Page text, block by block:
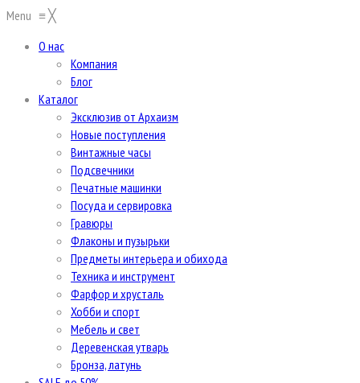
Menu ≡╳
О нас
Компания
Блог
Каталог
Эксклюзив от Архаизм
Новые поступления
Винтажные часы
Подсвечники
Печатные машинки
Посуда и сервировка
Гравюры
Флаконы и пузырьки
Предметы интерьера и обихода
Техника и инструмент
Фарфор и хрусталь
Хобби и спорт
Мебель и свет
Деревенская утварь
Бронза, латунь